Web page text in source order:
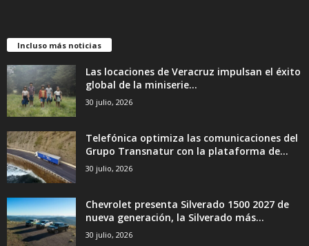
Incluso más noticias
Las locaciones de Veracruz impulsan el éxito
global de la miniserie...
30 julio, 2026
Telefónica optimiza las comunicaciones del
Grupo Transnatur con la plataforma de...
30 julio, 2026
Chevrolet presenta Silverado 1500 2027 de
nueva generación, la Silverado más...
30 julio, 2026